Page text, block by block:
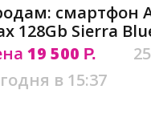
смартфон
128Gb Sierra
19 500 Р.
в 15:37